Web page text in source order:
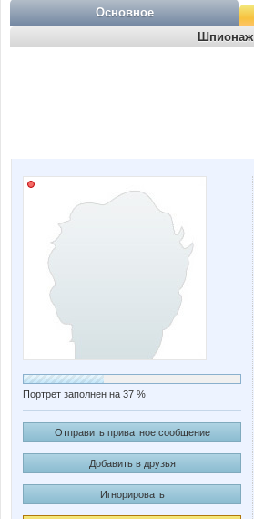
Основное
Шпионаж
Портрет заполнен на 37 %
Отправить приватное сообщение
Добавить в друзья
Игнорировать